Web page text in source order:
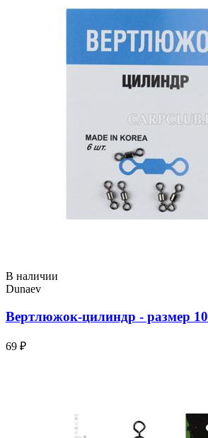
В наличии
Dunaev
Вертлюжок-цилиндр - размер 10
69 ₽